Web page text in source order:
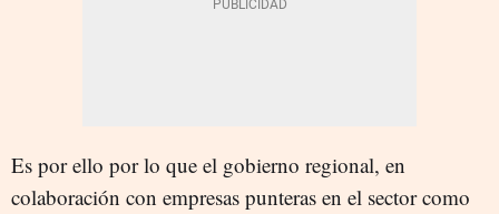
Es por ello por lo que el gobierno regional, en
colaboración con empresas punteras en el sector como